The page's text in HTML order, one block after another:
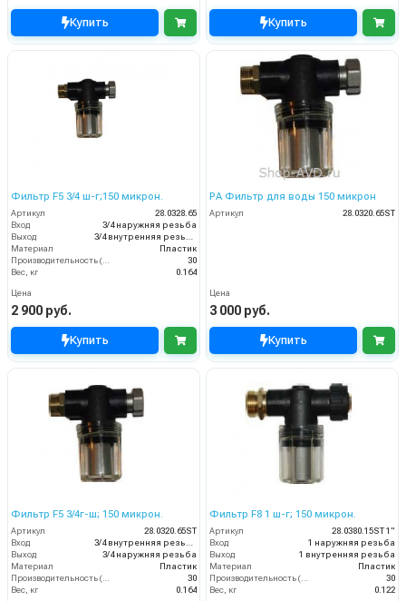
Купить Купить
Фильтр F5 3/4 ш-г;150 микрон.
Артикул
28.0328.65
Вход
3/4 наружняя резьба
Выход
Материал
Пластик
30
Вес, кг
0.164
Цена
2 900 руб.
Купить
PA Фильтр для воды 150 микрон
Артикул 28.0320.65ST
Цена
3 000 руб.
Купить
Фильтр F5 3/4г-ш; 150 микрон.
Артикул
28.0320.65ST
Вход
3/4 внутренняя резьба
Выход
3/4 наружняя резьба
Материал
Пластик
Производительность (л/мин)
30
Вес, кг
0.164
Фильтр F8 1 ш-г; 150 микрон.
Артикул
28.0380.15ST 1"
Вход
1 наружняя резьба
Выход
1 внутренняя резьба
Материал
Пластик
Производительность (л/мин)
30
Вес, кг
0.122